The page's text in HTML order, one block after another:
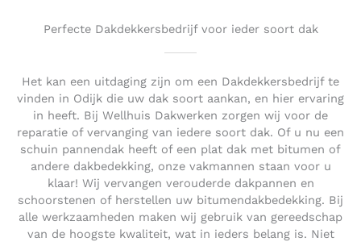
Perfecte Dakdekkersbedrijf voor ieder soort dak
Het kan een uitdaging zijn om een Dakdekkersbedrijf te
vinden in Odijk die uw dak soort aankan, en hier ervaring
in heeft. Bij Wellhuis Dakwerken zorgen wij voor de
reparatie of vervanging van iedere soort dak. Of u nu een
schuin pannendak heeft of een plat dak met bitumen of
andere dakbedekking, onze vakmannen staan voor u
klaar! Wij vervangen verouderde dakpannen en
schoorstenen of herstellen uw bitumendakbedekking. Bij
alle werkzaamheden maken wij gebruik van gereedschap
van de hoogste kwaliteit, wat in ieders belang is. Niet